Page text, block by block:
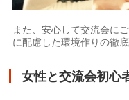
また、安心して交流会に
に配慮した環境作りの徹
女性と交流会初心